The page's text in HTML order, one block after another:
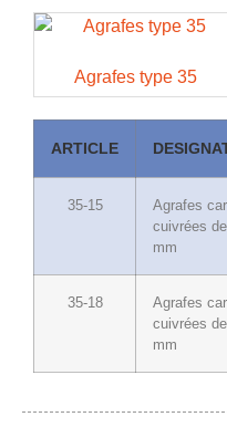
Agrafes type 35
ARTICLE
35-15
Agrafes
cuivrées
mm
35-18
Agrafes
cuivrées
mm